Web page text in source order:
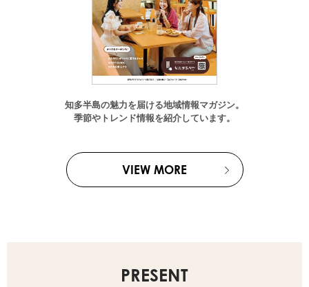
知多半島の魅力を届ける地域情報マガジン。
季節やトレンド情報を紹介しています。
VIEW MORE
PRESENT